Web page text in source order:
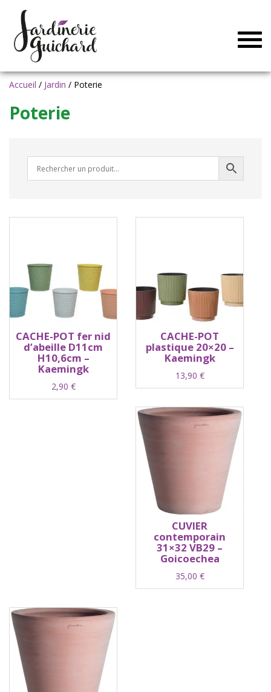
Accueil / Jardin / Poterie
Poterie
CACHE-POT fer nid
d’abeille D11cm
H10,6cm –
Kaemingk
2,90 €
CACHE-POT
plastique 20×20 –
Kaemingk
13,90 €
CUVIER
contemporain
31×32 VB29 –
Goicoechea
35,00 €